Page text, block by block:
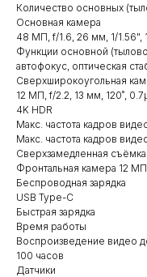
Количество основных
Основная камера
48 МП, f/1.6, 26 мм, 1/1.56",
Функции основной
автофокус, оптическая
Сверхширокоугольная
12 МП, f/2.2, 13 мм, 120˚,
4K HDR
Макс. частота кадров
Макс. частота кадров
Сверхзамедленная
Фронтальная камера 12
Беспроводная зарядка
USB Type-C
Быстрая зарядка
Время работы
Воспроизведение видео
100 часов
Датчики